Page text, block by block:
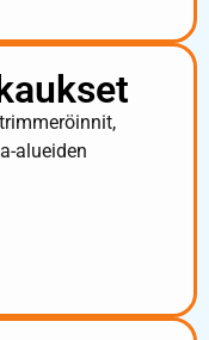
alueiden